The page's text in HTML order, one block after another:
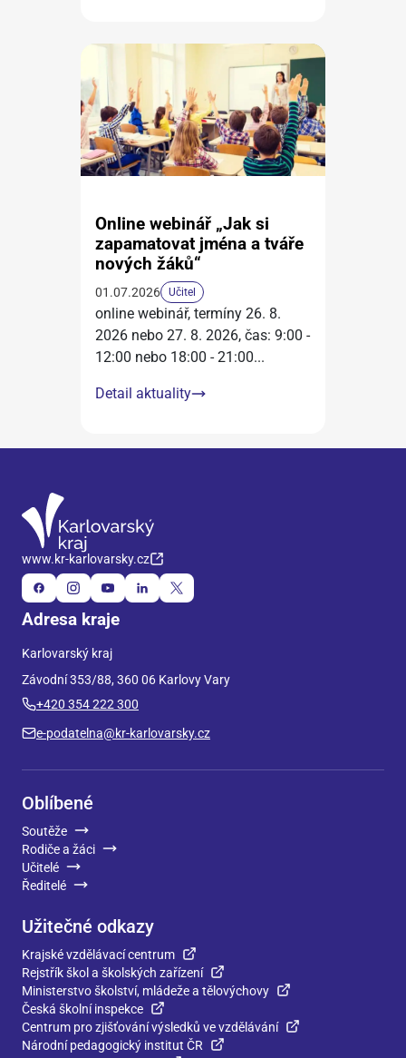
Online webinář „Jak si
zapamatovat jména a tváře
nových žáků“
01.07.2026 Učitel
online webinář, termíny 26. 8.
2026 nebo 27. 8. 2026, čas: 9:00 -
12:00 nebo 18:00 - 21:00...
Detail aktuality
www.kr-karlovarsky.cz
Adresa kraje
Karlovarský kraj
Závodní 353/88, 360 06 Karlovy Vary
+420 354 222 300
e-podatelna@kr-karlovarsky.cz
Oblíbené
Soutěže
Rodiče a žáci
Učitelé
Ředitelé
Užitečné odkazy
Krajské vzdělávací centrum
Rejstřík škol a školských zařízení
Ministerstvo školství, mládeže a tělovýchovy
Česká školní inspekce
Centrum pro zjišťování výsledků ve vzdělávání
Národní pedagogický institut ČR